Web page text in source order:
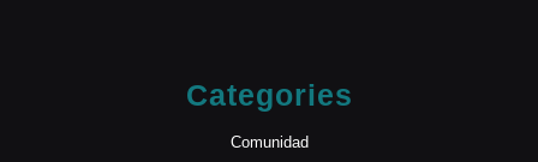
Categories
Comunidad